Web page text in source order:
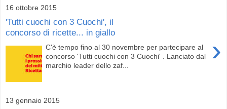
16 ottobre 2015
'Tutti cuochi con 3 Cuochi', il
concorso di ricette... in giallo
›
C'è tempo fino al 30 novembre per partecipare al
concorso 'Tutti cuochi con 3 Cuochi' . Lanciato dal
marchio leader dello zaf...
13 gennaio 2015